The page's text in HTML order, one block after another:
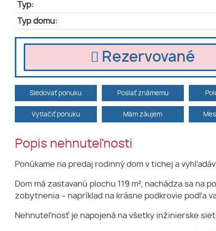
Typ:
Typ domu:
Rezervované
Sledovať ponuku Poslať známemu
Vytlačiť ponuku Mám záujem
Popis nehnuteľnosti
Ponúkame na predaj rodinný dom v tichej a
Dom má zastavanú plochu 119 m², nachádza sa
zobytnenia – napríklad na krásne podkrovie podľa
Nehnuteľnosť je napojená na všetky inžinierske